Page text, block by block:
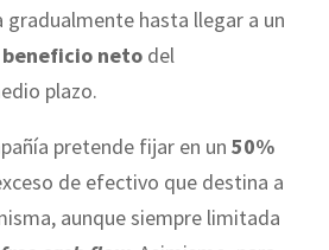
hasta llegar a un
neto del
plazo.
pretende fijar en un 50%
de efectivo que destina a
aunque siempre limitada